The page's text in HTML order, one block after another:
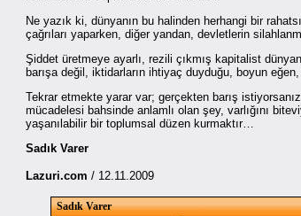
Ne yazık ki, dünyanın bu halinden herhangi bir
çağrıları yaparken, diğer yandan, devletlerin
Şiddet üretmeye ayarlı, rezili çıkmış kapitalist
barışa değil, iktidarların ihtiyaç duyduğu, boyun
Tekrar etmekte yarar var; gerçekten barış
mücadelesi bahsinde anlamlı olan şey, varlığını
yaşanılabilir bir toplumsal düzen kurmaktır…
Sadık Varer
Lazuri.com / 12.11.2009
Sadık Varer